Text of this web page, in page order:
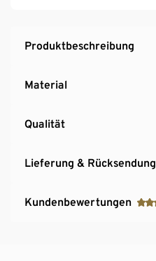
Produktbeschreibung
Material
Qualität
Lieferung & Rücksendung
Kundenbewertungen